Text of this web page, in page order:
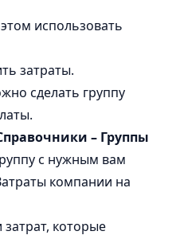
использовать
затраты.
сделать группу
– Группы
с нужным вам
компании на
затрат, которые